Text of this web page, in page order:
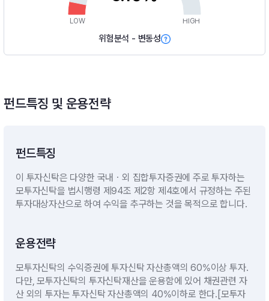
LOW HIGH
위험분석 - 변동성
펀드특징 및 운용전략
펀드특징
이 투자신탁은 다양한 국내ㆍ외 집합투자증권에 주로 투자하는
모투자신탁을 법시행령 제94조 제2항 제4호에서 규정하는 주된
투자대상자산으로 하여 수익을 추구하는 것을 목적으로 합니다.
운용전략
모투자신탁의 수익증권에 투자신탁 자산총액의 60%이상 투자.
다만, 모투자신탁의 투자신탁재산을 운용함에 있어 채권관련 자
산 외의 투자는 투자신탁 자산총액의 40%이하로 한다.[모투자